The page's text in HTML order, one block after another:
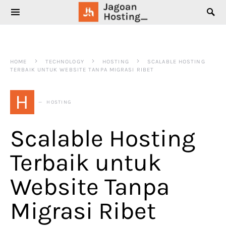
SEARCH FOR:
HOME TECHNOLOGY HOSTING
SCALABLE HOSTING
TERBAIK UNTUK WEBSITE TANPA MIGRASI RIBET
H HOSTING
Scalable Hosting
Terbaik untuk
Website Tanpa
Migrasi Ribet